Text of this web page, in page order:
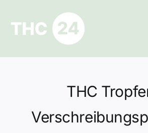
springen
Ratgeber
Hilfe und Kontakt
Datenschutz
THC